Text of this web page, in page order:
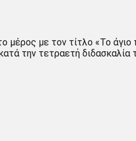
μέρος με τον τίτλο «Το
την τετραετή